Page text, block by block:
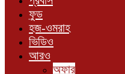
ফুড
হজ-ওমরাহ
ভিডিও
আরও
অফার